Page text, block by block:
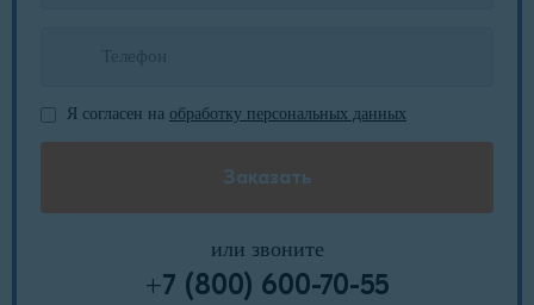
Я согласен на обработку персональных данных
или звоните
+7 (800) 600-70-55